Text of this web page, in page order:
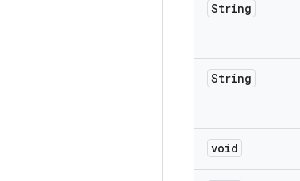
String
String
void